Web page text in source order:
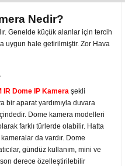
Nedir?
Genelde küçük alanlar için tercih
uygun hale getirilmiştir. Zor Hava
IR Dome IP Kamera şekli
bir aparat yardımıyla duvara
Dome kamera modelleri
farklı türlerde olabilir. Hatta
da vardır. Dome
gündüz kullanım, mini ve
derece özelleştirilebilir